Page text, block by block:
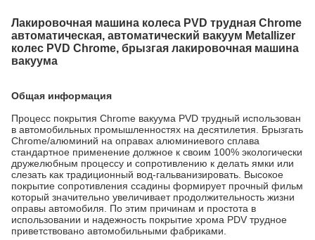
Лакировочная машина колеса PVD трудная Chrome
автоматическая, автоматический вакуум Metallizer
колес PVD Chrome, брызгая лакировочная машина
вакуума
Общая информация
Процесс покрытия Chrome вакуума PVD трудный использован
в автомобильных промышленностях на десятилетия. Брызгать
Chrome/алюминий на оправах алюминиевого сплава
стандартное применение должное к своим 100% экологически
дружелюбным процессу и сопротивлению к делать ямки или
слезать как традиционный вод-гальванизировать. Высокое
покрытие сопротивления ссадины формирует прочный фильм
который значительно увеличивает продолжительность жизни
оправы автомобиля. По этим причинам и простота в
использовании и надежность покрытие хрома PDV трудное
приветствовано автомобильными фабриками.